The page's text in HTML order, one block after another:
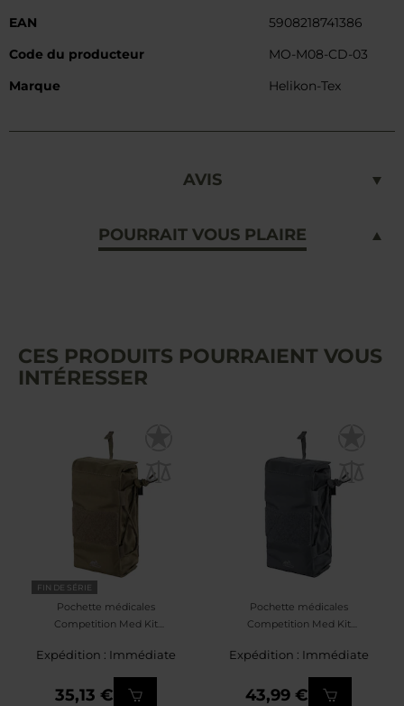
EAN
5908218741386
Code du producteur
MO-M08-CD-03
Marque
Helikon-Tex
AVIS
POURRAIT VOUS PLAIRE
CES PRODUITS POURRAIENT VOUS
INTÉRESSER
FIN DE SÉRIE
Pochette médicales
Competition Med Kit
Green
Expédition : Immédiate
35,13 €
Pochette médicales
Competition Med Kit
Grey
Expédition : Immédiate
43,99 €